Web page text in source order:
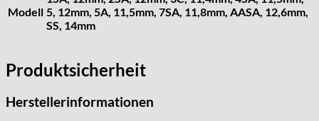
Kienzle
Lanco
MSR
MST Roamer
ORC
Modell 5, 12mm, 5A, 11,5mm, 7SA, 11,8mm, AASA, 12,6mm,
SS, 14mm
Produktsicherheit
Herstellerinformationen